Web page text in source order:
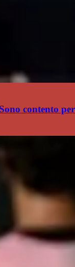
contento per